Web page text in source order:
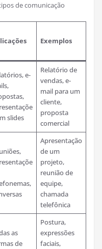
de comunicação
Exemplos
e-
slides
Relatório de
vendas, e-
mail para um
cliente,
proposta
comercial
Apresentação
de um
projeto,
reunião de
equipe,
chamada
telefônica
as
de
Postura,
expressões
faciais,